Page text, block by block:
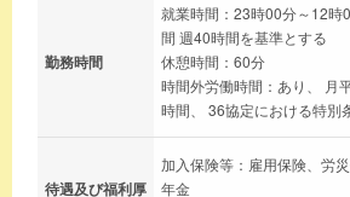
勤務時間
就業時間：23時00分～12時
間 週40時間を基準とする
休憩時間：60分
時間外労働時間：あり、 月
時間、 36協定における特別
待遇及び福利厚
加入保険等：雇用保険、労
年金